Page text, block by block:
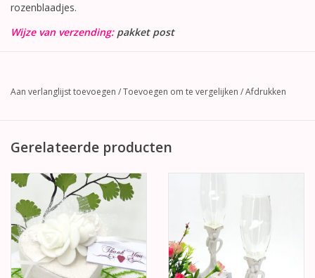
rozenblaadjes.
Wijze van verzending:pakket post
Aan verlanglijst toevoegen /Toevoegen om te vergelijken /Afdrukken
Gerelateerde producten